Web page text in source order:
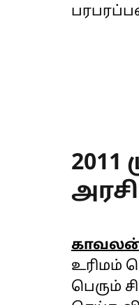
உரிமம்
பெரும்